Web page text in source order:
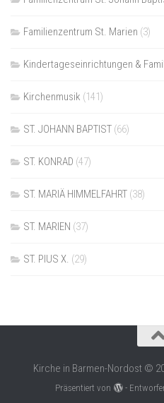
Familienzentrum St. Marien (3)
Kindertageseinrichtungen &
Kirchenmusik (141)
ST. JOHANN BAPTIST (66)
ST. KONRAD (47)
ST. MARIÄ HIMMELFAHRT (38)
ST. MARIEN (37)
ST. PIUS X. (29)
Kirche in Barmen-Nordost ©
Präsentiert von -